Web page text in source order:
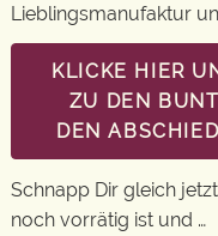
Lieblingsmanufaktur
KLICKE HIER
ZU DEN
DEN
Schnapp Dir gleich
noch vorrätig ist und …